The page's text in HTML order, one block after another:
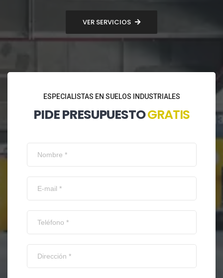
VER SERVICIOS
ESPECIALISTAS EN SUELOS INDUSTRIALES
PIDE PRESUPUESTOGRATIS